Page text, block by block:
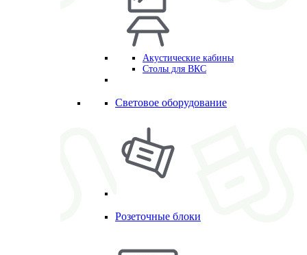
Акустические кабины
Столы для ВКС
Световое оборудование
Розеточные блоки